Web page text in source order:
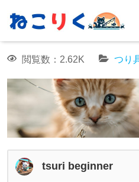
閲覧数：2.62K つり
tsuri beginner